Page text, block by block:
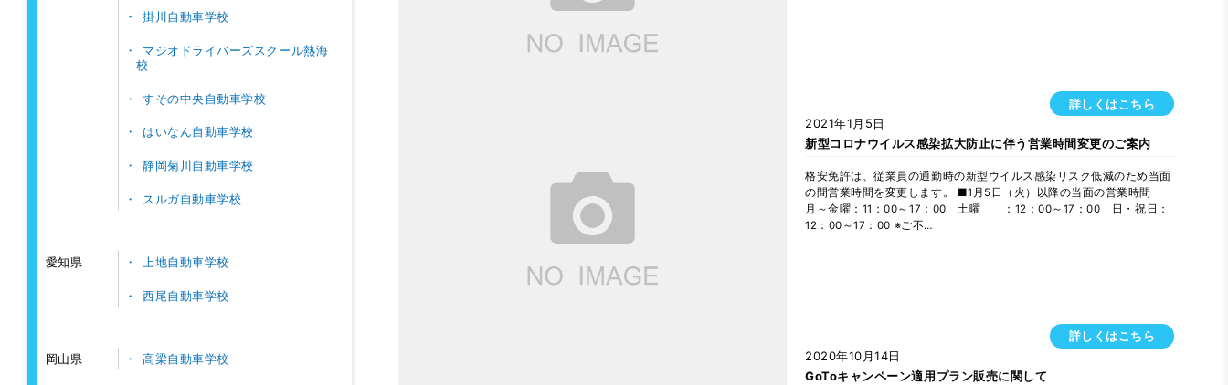
詳しくはこちら
2021年1月5日
新型コロナウイルス感染拡大防止に伴う営業時間変更のご案内
格安免許は、従業員の通勤時の新型ウイルス感染リスク低減のため当面
の間営業時間を変更します。 ■1月5日（火）以降の当面の営業時間
月～金曜：11：00～17：00 土曜 ：12：00～17：00 日・祝日：
12：00～17：00 ※ご不…
詳しくはこちら
2020年10月14日
GoToキャンペーン適用プラン販売に関して
掛川自動車学校
マジオドライバーズスクール熱海
校
すその中央自動車学校
はいなん自動車学校
静岡菊川自動車学校
スルガ自動車学校
愛知県 上地自動車学校
西尾自動車学校
岡山県 高梁自動車学校